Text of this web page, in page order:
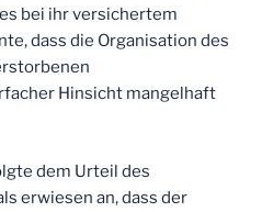
bei ihr versichertem
dass die Organisation des
Hinsicht mangelhaft
dem Urteil des
erwiesen an, dass der